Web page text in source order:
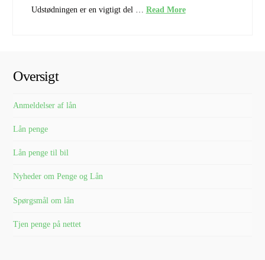
Udstødningen er en vigtigt del … Read More
Oversigt
Anmeldelser af lån
Lån penge
Lån penge til bil
Nyheder om Penge og Lån
Spørgsmål om lån
Tjen penge på nettet